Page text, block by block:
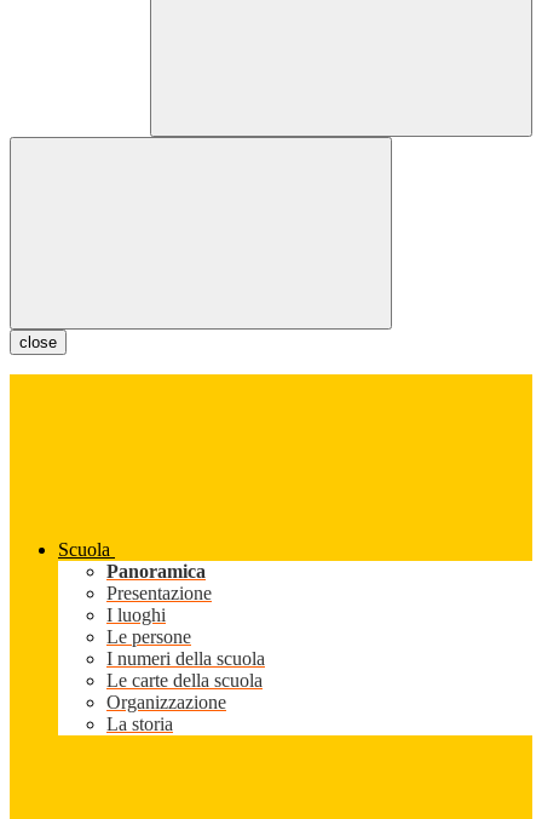
close
Scuola
Panoramica
Presentazione
I luoghi
Le persone
I numeri della scuola
Le carte della scuola
Organizzazione
La storia